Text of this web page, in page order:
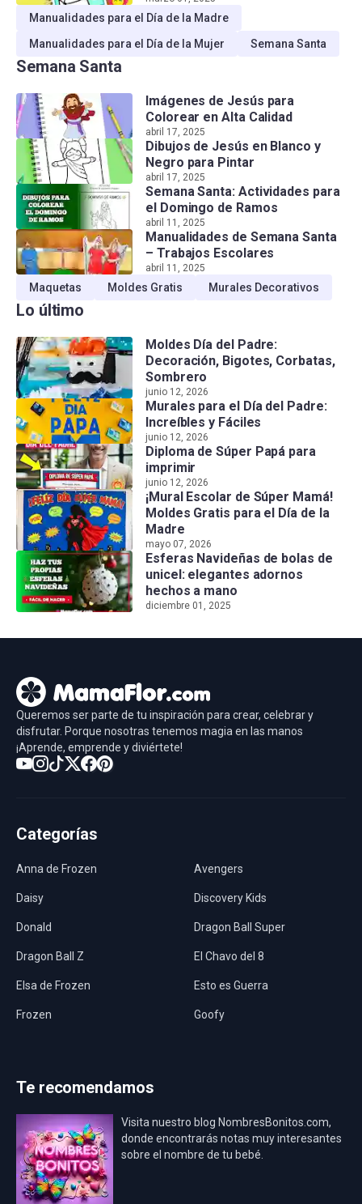
Manualidades para el Día de la Madre
Manualidades para el Día de la Mujer
Semana Santa
Semana Santa
Imágenes de Jesús para
Colorear en Alta Calidad
abril 17, 2025
Dibujos de Jesús en Blanco y
Negro para Pintar
abril 17, 2025
Semana Santa: Actividades para
el Domingo de Ramos
abril 11, 2025
Manualidades de Semana Santa
– Trabajos Escolares
abril 11, 2025
Maquetas Moldes Gratis Murales Decorativos
Lo último
Moldes Día del Padre:
Decoración, Bigotes, Corbatas,
Sombrero
junio 12, 2026
Murales para el Día del Padre:
Increíbles y Fáciles
junio 12, 2026
Diploma de Súper Papá para
imprimir
junio 12, 2026
¡Mural Escolar de Súper Mamá!
Moldes Gratis para el Día de la
Madre
mayo 07, 2026
Esferas Navideñas de bolas de
unicel: elegantes adornos
hechos a mano
diciembre 01, 2025
Queremos ser parte de tu inspiración para crear, celebrar y
disfrutar. Porque nosotras tenemos magia en las manos
¡Aprende, emprende y diviértete!
Categorías
Anna de Frozen Avengers
Daisy Discovery Kids
Donald Dragon Ball Super
Dragon Ball Z El Chavo del 8
Elsa de Frozen Esto es Guerra
Frozen Goofy
Los Minions Los Vengadores
Mario Bros Mi Villano Favorito
Mickey Mouse
Te recomendamos
Visita nuestro blog NombresBonitos.com,
donde encontrarás notas muy interesantes
sobre el nombre de tu bebé.